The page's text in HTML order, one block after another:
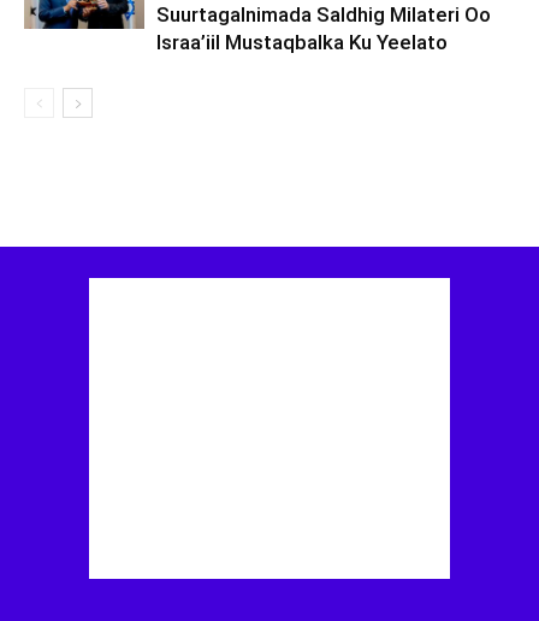
Suurtagalnimada Saldhig Milateri Oo
Israa’iil Mustaqbalka Ku Yeelato